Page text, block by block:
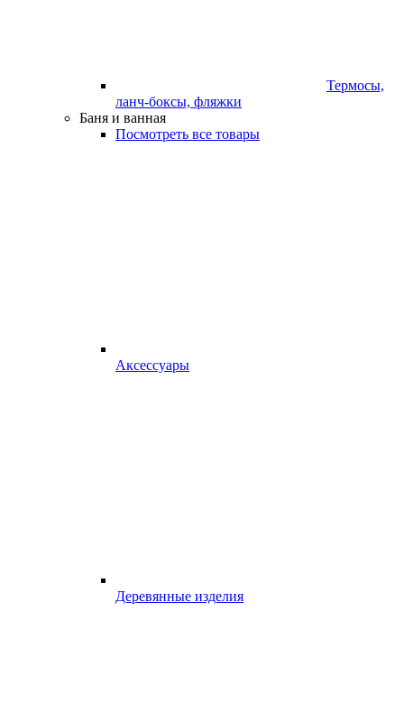
Термосы,
ланч-боксы, фляжки
Баня и ванная
Посмотреть все товары
Аксессуары
Деревянные изделия